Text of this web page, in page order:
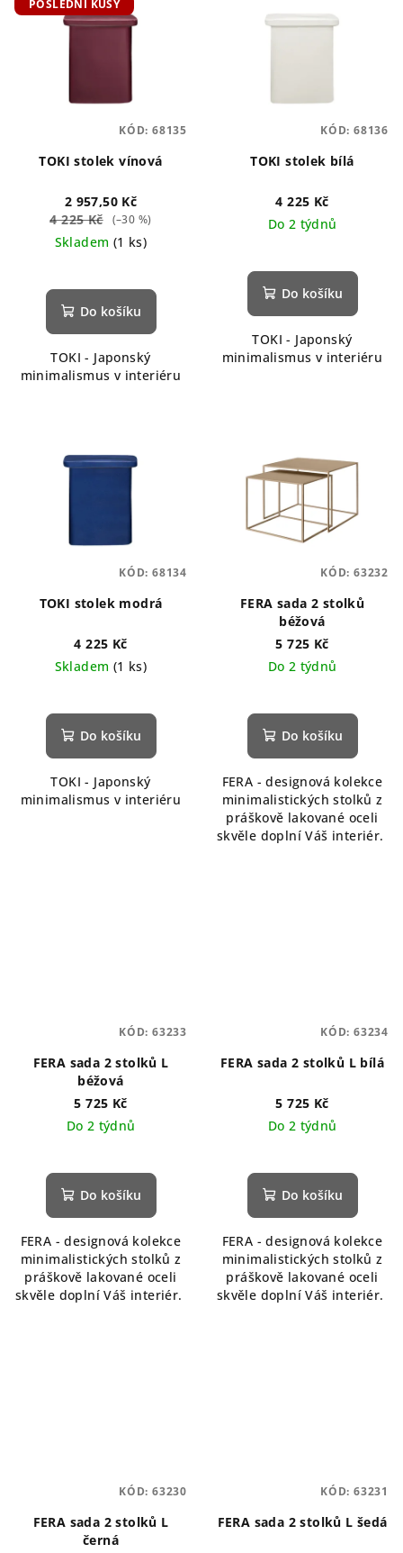
d
ý
POSLEDNÍ KUSY
TOKI stolek vínová
2 957,50 Kč
4 225 Kč
(–30 %)
Skladem (1 ks)
Do košíku
TOKI - Japonský
minimalismus v interiéru
KÓD: 68135
TOKI stolek bílá
4 225 Kč
Do 2 týdnů
Do košíku
TOKI - Japonský
minimalismus v interiéru
KÓD: 68136
TOKI stolek modrá
4 225 Kč
Skladem (1 ks)
Do košíku
TOKI - Japonský
minimalismus v interiéru
KÓD: 68134
FERA sada 2 stolků
béžová
5 725 Kč
Do 2 týdnů
Do košíku
FERA - designová kolekce
minimalistických stolků z
práškově lakované oceli
skvěle doplní Váš interiér.
KÓD: 63232
FERA sada 2 stolků L
béžová
5 725 Kč
Do 2 týdnů
Do košíku
FERA - designová kolekce
minimalistických stolků z
práškově lakované oceli
skvěle doplní Váš interiér.
KÓD: 63233
FERA sada 2 stolků L bílá
5 725 Kč
Do 2 týdnů
Do košíku
FERA - designová kolekce
minimalistických stolků z
práškově lakované oceli
skvěle doplní Váš interiér.
KÓD: 63234
FERA sada 2 stolků L
černá
KÓD: 63230
FERA sada 2 stolků L šedá
KÓD: 63231